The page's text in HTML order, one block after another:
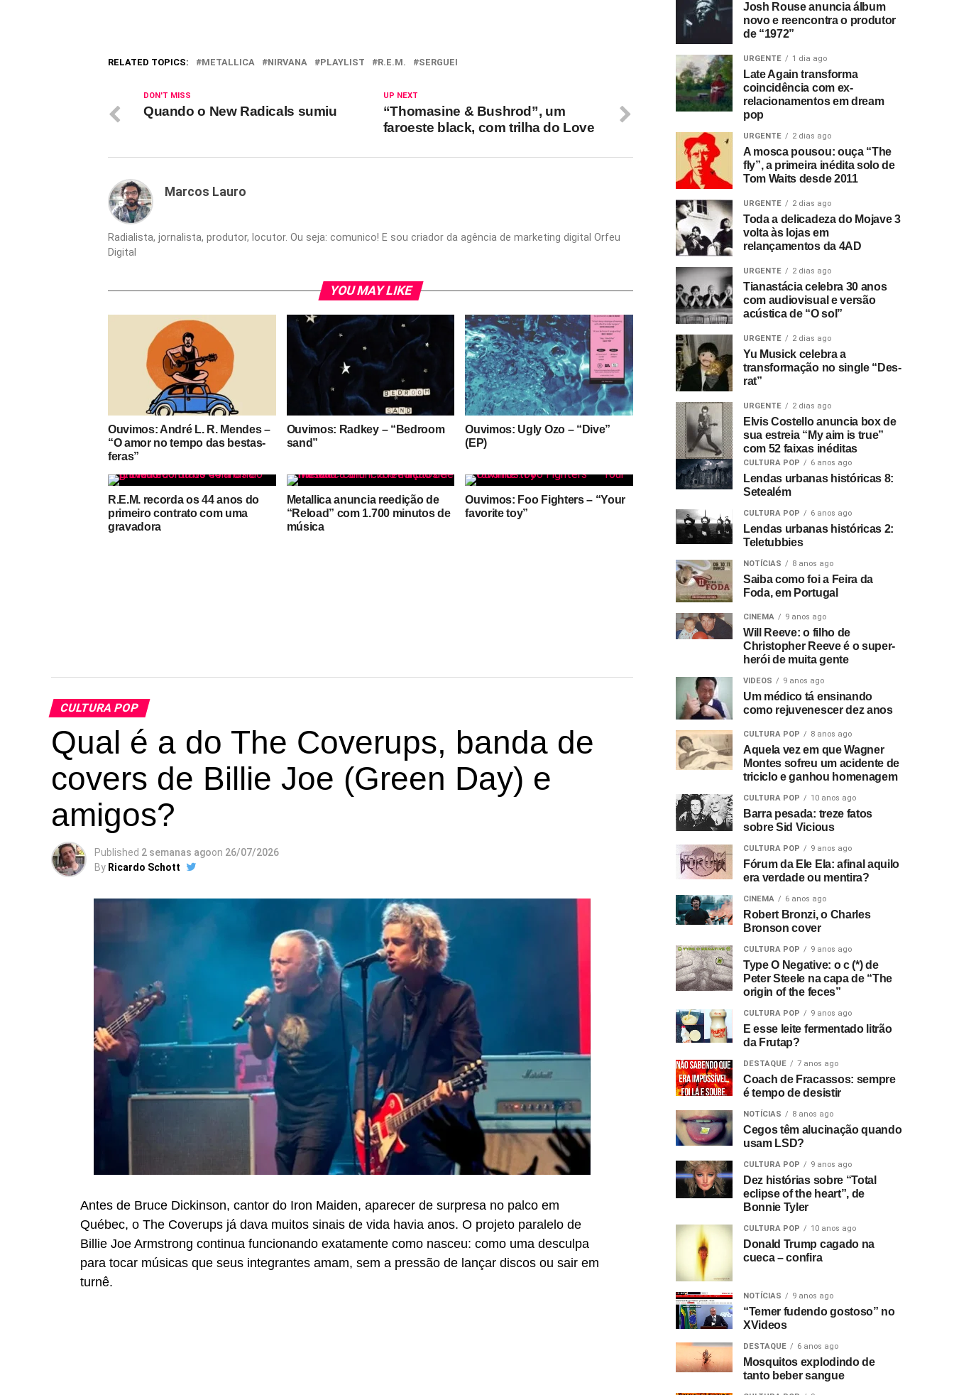
RELATED TOPICS: METALLICA NIRVANA PLAYLIST R.E.M. SERGUEI
UP NEXT
“Thomasine & Bushrod”, um
faroeste black, com trilha do Love
DON'T MISS
Quando o New Radicals sumiu
Marcos Lauro
Radialista, jornalista, produtor, locutor. Ou seja: comunico! E sou criador da agência de marketing digital Orfeu
Digital
YOU MAY LIKE
Ouvimos: André L. R. Mendes –
“O amor no tempo das bestas-
feras”
Ouvimos: Radkey – “Bedroom
sand”
Ouvimos: Ugly Ozo – “Dive”
(EP)
R.E.M. recorda os 44 anos do
primeiro contrato com uma
gravadora
Metallica anuncia reedição de
“Reload” com 1.700 minutos de
música
Ouvimos: Foo Fighters – “Your
favorite toy”
CULTURA POP
Qual é a do The Coverups, banda de
covers de Billie Joe (Green Day) e
amigos?
Published 2 semanas agoon 26/07/2026
By Ricardo Schott
Antes de Bruce Dickinson, cantor do Iron Maiden, aparecer de surpresa no palco em
Québec, o The Coverups já dava muitos sinais de vida havia anos. O projeto paralelo de
Billie Joe Armstrong continua funcionando exatamente como nasceu: como uma desculpa
para tocar músicas que seus integrantes amam, sem a pressão de lançar discos ou sair em
turnê.
Josh Rouse anuncia álbum
novo e reencontra o produtor
de “1972”
URGENTE 1 dia ago
Late Again transforma
coincidência com ex-
relacionamentos em dream
pop
URGENTE 2 dias ago
A mosca pousou: ouça “The
fly”, a primeira inédita solo de
Tom Waits desde 2011
URGENTE 2 dias ago
Toda a delicadeza do Mojave 3
volta às lojas em
relançamentos da 4AD
URGENTE 2 dias ago
Tianastácia celebra 30 anos
com audiovisual e versão
acústica de “O sol”
URGENTE 2 dias ago
Yu Musick celebra a
transformação no single “Des-
rat”
URGENTE 2 dias ago
Elvis Costello anuncia box de
sua estreia “My aim is true”
com 52 faixas inéditas
CULTURA POP 6 anos ago
Lendas urbanas históricas 8:
Setealém
CULTURA POP 6 anos ago
Lendas urbanas históricas 2:
Teletubbies
NOTÍCIAS 8 anos ago
Saiba como foi a Feira da
Foda, em Portugal
CINEMA 9 anos ago
Will Reeve: o filho de
Christopher Reeve é o super-
herói de muita gente
VIDEOS 9 anos ago
Um médico tá ensinando
como rejuvenescer dez anos
CULTURA POP 8 anos ago
Aquela vez em que Wagner
Montes sofreu um acidente de
triciclo e ganhou homenagem
CULTURA POP 10 anos ago
Barra pesada: treze fatos
sobre Sid Vicious
CULTURA POP 9 anos ago
Fórum da Ele Ela: afinal aquilo
era verdade ou mentira?
CINEMA 6 anos ago
Robert Bronzi, o Charles
Bronson cover
CULTURA POP 9 anos ago
Type O Negative: o c (*) de
Peter Steele na capa de “The
origin of the feces”
CULTURA POP 9 anos ago
E esse leite fermentado litrão
da Frutap?
DESTAQUE 7 anos ago
Coach de Fracassos: sempre
é tempo de desistir
NOTÍCIAS 8 anos ago
Cegos têm alucinação quando
usam LSD?
CULTURA POP 9 anos ago
Dez histórias sobre “Total
eclipse of the heart”, de
Bonnie Tyler
CULTURA POP 10 anos ago
Donald Trump cagado na
cueca – confira
NOTÍCIAS 9 anos ago
“Temer fudendo gostoso” no
XVideos
DESTAQUE 6 anos ago
Mosquitos explodindo de
tanto beber sangue